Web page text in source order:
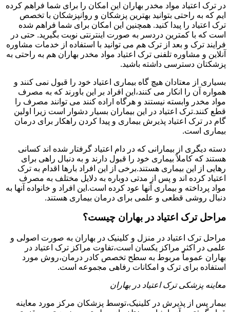
در ترک اعتیاد مواد مخدر بهاران این امکان را برای شما فراهم کرده
ایم که به راحتی بتوانید بهترین پزشکان و روانپزشکان با تخصص
ترک اعتیاد را پیدا کنید. همچنین این امکان برای شما فراهم شده
است که با کمترین دردسر به صورت اینترنتی نوبت بگیرید. حتی در
فرایند ترک و بعد از ترک هم می توانید با استفاده از خدمات مشاوره
آنلاین و مشاوره تلفنی ترک اعتیاد مواد مخدر بهاران هم به راحتی به
پزشکتان دسترسی داشته باشید.
بسیاری از معتادان هیچ گاه بیماری اعتیاد خود را قبول نمی کنند و
همواره آن را انکار می کنند،این افراد بر این باورند که به مصرف
مواد مخدر وابسته نیستند و هرگاه اراده کنند می توانند مصرف را
قطع کنند.ترک اعتیاد در این بیماران بسیار دشوار است زیرا اولین
گام در ترک اعتیاد پذیرش بیماری و پیدا کردن راهکار برای درمان
بیماری است.
دسته دیگری از بیمارانی که در دام اعتیاد گرفتار شده اند کسانی
هستند که کاملاً بیماری خود را قبول دارند و به دنبال راهی برای
رهایی از این بیماری هستند.برخی از این افراد بارها اقدام به ترک
اعتیاد کرده اند و پس از مدتی دوباره به دلایل مختلف به مصرف
مواد پرداخته و بیماری آنها عود کرده است.این افراد و خانواده آنها به
دنبال روشی قطعی و علمی برای درمان بیماری هستند.
مراحل ترک اعتیاد در بهاران چیست؟
مراحل ترک اعتیاد در منزل و کلینیک در بهاران به صورت اصولی و
علمی در اکثر مراکز یکسان است،تفاوت مراکز ترک اعتیاد در
بهاران عموماً مربوط به سطح تخصص کادر درمان،روش مورد
استفاده برای ترک و امکانات رفاهی مجموعه است.
معاینه پزشکی ترک اعتیاد در بهاران
بیمار پس از پذیرش در کلینیک،توسط پزشکان مرکز مورد معاینه